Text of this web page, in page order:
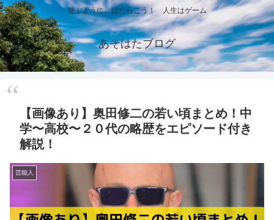
遊ぶように、はたらこう！ 人生はゲーム
あそはたブログ
【画像あり】奥田修二の若い頃まとめ！中
学〜高校〜２０代の略歴をエピソード付き
解説！
芸能人